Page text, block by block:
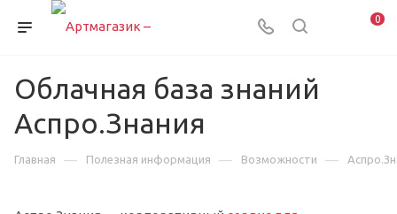
0
Облачная база знаний
Аспро.Знания
Главная — Полезная информация — Возможности —